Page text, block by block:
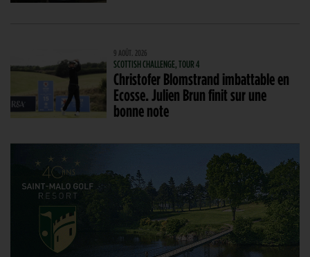
9 AOÛT. 2026
SCOTTISH CHALLENGE, TOUR 4
Christofer Blomstrand imbattable en
Ecosse. Julien Brun finit sur une
bonne note